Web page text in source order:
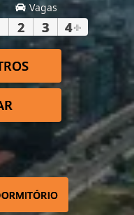
Vagas
2 3 4+